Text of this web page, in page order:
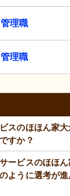
理職
理職
スのほほん家
すか？
ービスのほほ
ように選考が